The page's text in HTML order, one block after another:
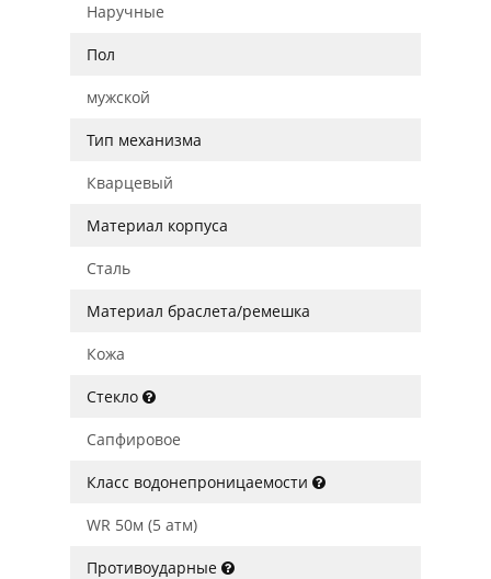
Наручные
Пол
мужской
Тип механизма
Кварцевый
Материал корпуса
Сталь
Материал браслета/ремешка
Кожа
Стекло
Сапфировое
Класс водонепроницаемости
WR 50м (5 атм)
Противоударные